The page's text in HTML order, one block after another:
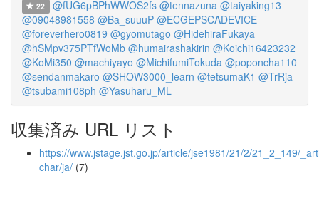
22 @fUG6pBPhWWOS2fs @tennazuna @taiyaking13
@09048981558 @Ba_suuuP @ECGEPSCADEVICE
@foreverhero0819 @gyomutago @HidehiraFukaya
@hSMpv375PTfWoMb @humairashakirin @Koichi16423232
@KoMi350 @machiyayo @MichifumiTokuda @poponcha110
@sendanmakaro @SHOW3000_learn @tetsumaK1 @TrRja
@tsubami108ph @Yasuharu_ML
収集済み URL リスト
https://www.jstage.jst.go.jp/article/jse1981/21/2/21_2_149/
char/ja/ (7)